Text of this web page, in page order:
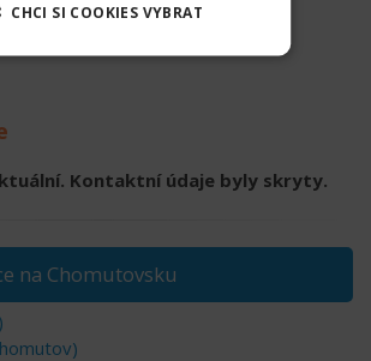
Kontaktní údaje byly skryty.
na Chomutovsku
CHCI SI COOKIES VYBRAT